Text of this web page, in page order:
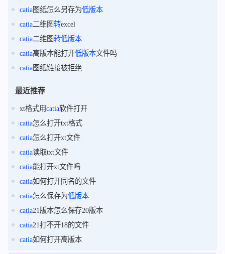
catia图纸怎么另存为低版本
catia二维图转excel
catia二维图转低版本
catia高版本能打开低版本文件吗
catia图纸链接被拒绝
最近推荐
xt格式用catia软件打开
catia怎么打开txt格式
catia怎么打开xt文件
catia读取txt文件
catia能打开xt文件吗
catia如何打开同名的文件
catia怎么保存为低版本
catia21版本怎么保存20版本
catia21打不开18的文件
catia如何打开高版本